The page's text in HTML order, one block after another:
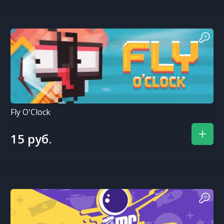
Fly O'Clock
15 руб.